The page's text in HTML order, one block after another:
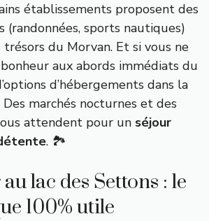
établissements proposent des
(randonnées, sports nautiques)
du Morvan. Et si vous ne
aux abords immédiats du
d’hébergements dans la
marchés nocturnes et des
attendent pour un séjour
. 🏞️
lac des Settons : le
100% utile